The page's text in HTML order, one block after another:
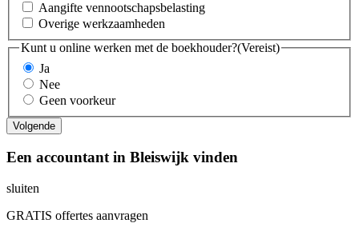
Aangifte vennootschapsbelasting
Overige werkzaamheden
Kunt u online werken met de boekhouder?(Vereist)
Ja
Nee
Geen voorkeur
Een accountant in Bleiswijk vinden
sluiten
GRATIS offertes aanvragen